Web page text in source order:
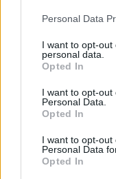
Please note that this
not limited to your
grant or deny
use your data for
consent section.
Personal Data
I want to opt-
personal data.
Opted In
I want to opt-out
Personal Data.
Opted In
I want to opt-
Personal Data
Opted In
Mi lett Alain
csavar a
HÍREK 2026. júl. 19.